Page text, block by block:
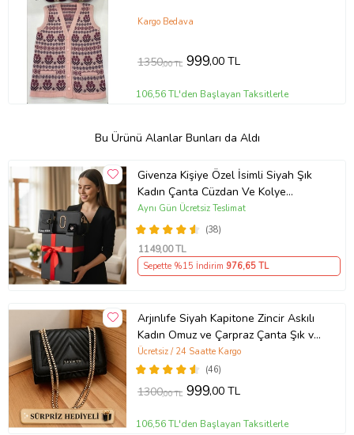
Kargo Bedava
1350,00 TL 999,00 TL
106,56 TL'den Başlayan Taksitlerle
Bu Ürünü Alanlar Bunları da Aldı
Givenza Kişiye Özel İsimli Siyah Şık
Kadın Çanta Cüzdan Ve Kolye
Hediyeli & Hediye Kutusu Seti
(D.Siyah)
(38)
Aynı Gün Ücretsiz Teslimat
1149,00 TL
Sepette %15 İndirim 976,65 TL
Arjınlıfe Siyah Kapitone Zincir Askılı
Kadın Omuz ve Çarpraz Çanta Şık ve
Günlük kullanım.
(46)
Ücretsiz / 24 Saatte Kargo
1300,00 TL 999,00 TL
106,56 TL'den Başlayan Taksitlerle